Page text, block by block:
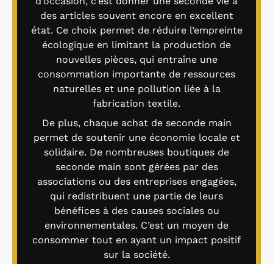
des articles souvent encore en excellent
état. Ce choix permet de réduire l’empreinte
écologique en limitant la production de
nouvelles pièces, qui entraîne une
consommation importante de ressources
naturelles et une pollution liée à la
fabrication textile.
De plus, chaque achat de seconde main
permet de soutenir une économie locale et
solidaire. De nombreuses boutiques de
seconde main sont gérées par des
associations ou des entreprises engagées,
qui redistribuent une partie de leurs
bénéfices à des causes sociales ou
environnementales. C’est un moyen de
consommer tout en ayant un impact positif
sur la société.